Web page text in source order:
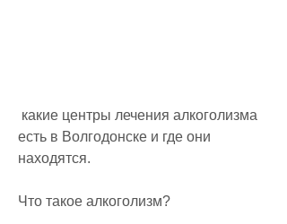
есть в Волгодонске и где они
находятся.
Что такое алкоголизм?